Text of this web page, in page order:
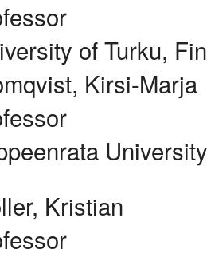
of Turku,
Kirsi-Marja
Kristian